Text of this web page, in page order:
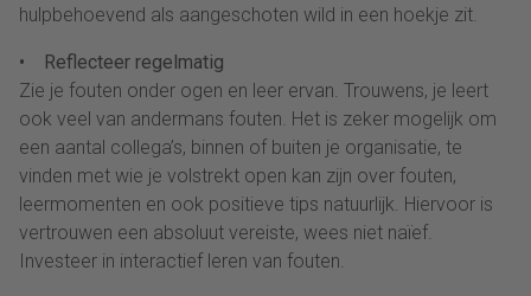
hulpbehoevend als aangeschoten wild in een hoekje zit.
• Reflecteer regelmatig
Zie je fouten onder ogen en leer ervan. Trouwens, je leert
ook veel van andermans fouten. Het is zeker mogelijk om
een aantal collega’s, binnen of buiten je organisatie, te
vinden met wie je volstrekt open kan zijn over fouten,
leermomenten en ook positieve tips natuurlijk. Hiervoor is
vertrouwen een absoluut vereiste, wees niet naïef.
Investeer in interactief leren van fouten.